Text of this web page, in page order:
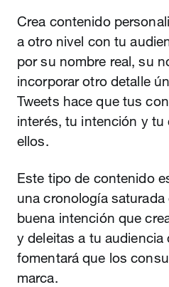
Crea contenido
a otro nivel con tu
por su nombre real, su
incorporar otro detalle
Tweets hace que tus
interés, tu intención y
ellos.
Este tipo de contenido
una cronología saturada
buena intención que
y deleitas a tu audiencia
fomentará que los
marca.